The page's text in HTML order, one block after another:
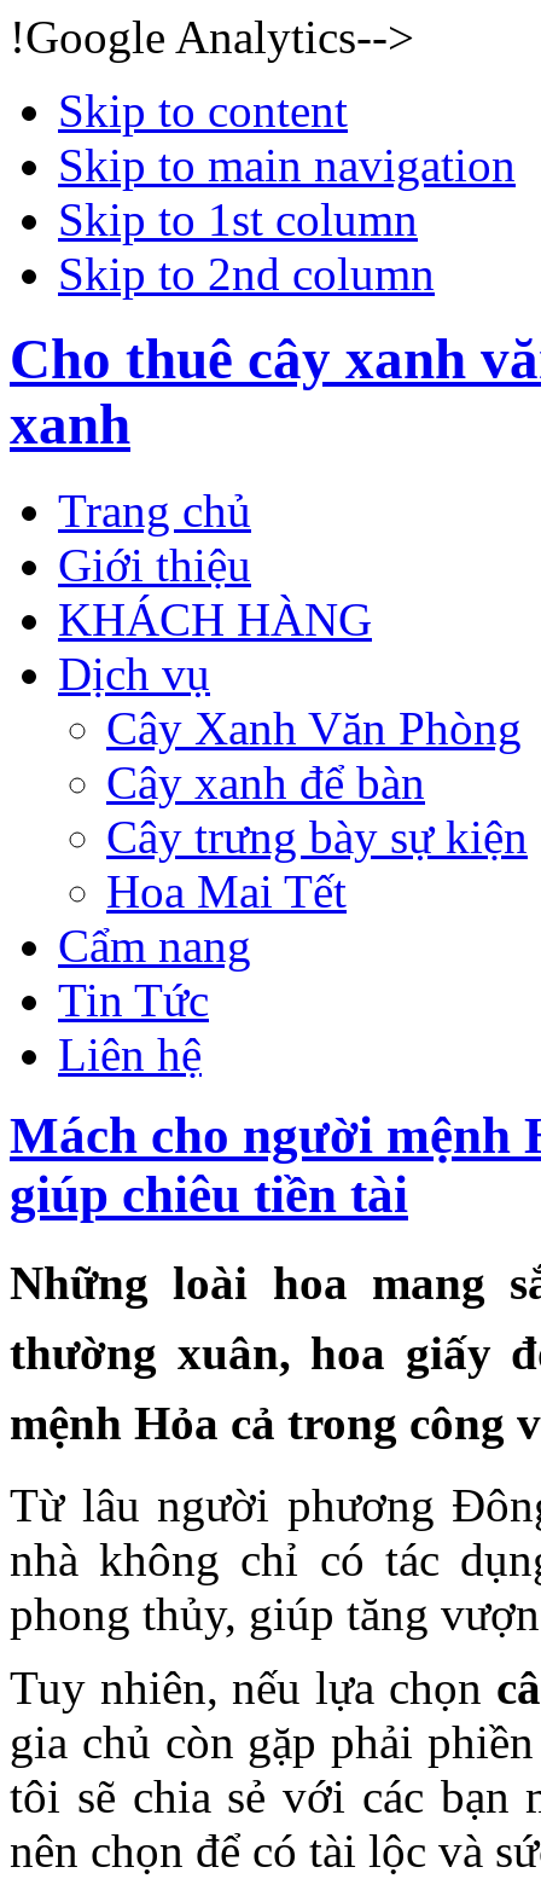
!Google Analytics-->
Skip to content
Skip to main navigation
Skip to 1st column
Skip to 2nd column
Cho thuê cây xanh
xanh
Trang chủ
Giới thiệu
KHÁCH HÀNG
Dịch vụ
Cây Xanh Văn Phòng
Cây xanh để bàn
Cây trưng bày sự kiện
Hoa Mai Tết
Cẩm nang
Tin Tức
Liên hệ
Mách cho người mệnh
giúp chiêu tiền tài
Những loài hoa mang
thường xuân, hoa giấy
mệnh Hỏa cả trong công
Từ lâu người phương
nhà không chỉ có tác
phong thủy, giúp tăng
Tuy nhiên, nếu lựa chọn
gia chủ còn gặp phải
tôi sẽ chia sẻ với các bạn
nên chọn để có tài lộc và